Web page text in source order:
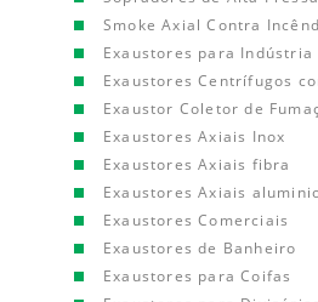
Smoke Axial Contra
Exaustores para Indústria
Exaustores Centrífugos
Exaustor Coletor de
Exaustores Axiais Inox
Exaustores Axiais fibra
Exaustores Axiais
Exaustores Comerciais
Exaustores de Banheiro
Exaustores para Coifas